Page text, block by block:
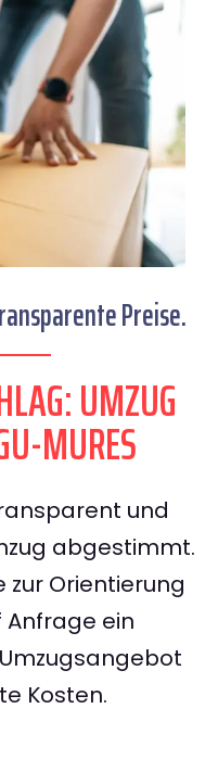
Preise.
UMZUG
MURES
und
abgestimmt.
zur Orientierung
ein
Kosten.